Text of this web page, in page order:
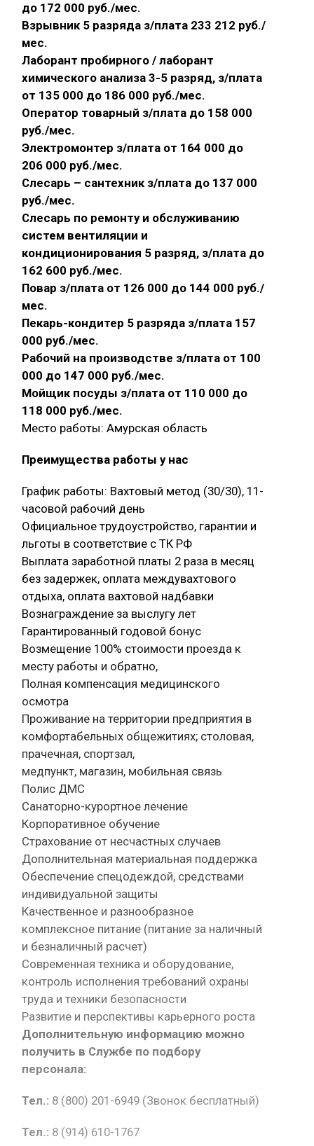
до 172 000 руб./мес.
Взрывник 5 разряда з/плата 233 212 руб./
мес.
Лаборант пробирного / лаборант
химического анализа 3-5 разряд, з/плата
от 135 000 до 186 000 руб./мес.
Оператор товарный з/плата до 158 000
руб./мес.
Электромонтер з/плата от 164 000 до
206 000 руб./мес.
Слесарь – сантехник з/плата до 137 000
руб./мес.
Слесарь по ремонту и обслуживанию
систем вентиляции и
кондиционирования 5 разряд, з/плата до
162 600 руб./мес.
Повар з/плата от 126 000 до 144 000 руб./
мес.
Пекарь-кондитер 5 разряда з/плата 157
000 руб./мес.
Рабочий на производстве з/плата от 100
000 до 147 000 руб./мес.
Мойщик посуды з/плата от 110 000 до
118 000 руб./мес.
Место работы: Амурская область
Преимущества работы у нас
График работы: Вахтовый метод (30/30), 11-
часовой рабочий день
Официальное трудоустройство, гарантии и
льготы в соответствие с ТК РФ
Выплата заработной платы 2 раза в месяц
без задержек, оплата междувахтового
отдыха, оплата вахтовой надбавки
Вознаграждение за выслугу лет
Гарантированный годовой бонус
Возмещение 100% стоимости проезда к
месту работы и обратно,
Полная компенсация медицинского
осмотра
Проживание на территории предприятия в
комфортабельных общежитиях; столовая,
прачечная, спортзал,
медпункт, магазин, мобильная связь
Полис ДМС
Санаторно-курортное лечение
Корпоративное обучение
Страхование от несчастных случаев
Дополнительная материальная поддержка
Обеспечение спецодеждой, средствами
индивидуальной защиты
Качественное и разнообразное
комплексное питание (питание за наличный
и безналичный расчет)
Современная техника и оборудование,
контроль исполнения требований охраны
труда и техники безопасности
Развитие и перспективы карьерного роста
Дополнительную информацию можно
получить в Службе по подбору
персонала:
Тел.: 8 (800) 201-6949 (Звонок бесплатный)
Тел.: 8 (914) 610-1767